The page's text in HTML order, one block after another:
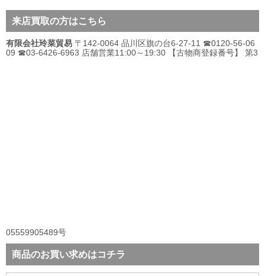
来店買取の方はこちら
有限会社玲菜貿易 〒142-0064 品川区旗の台6-27-11 ☎0120-56-06
09 ☎03-6426-6963 店舗営業11:00～19:30 【古物商登録番号】 第3
05559905489号
商品のお買い求めはコチラ